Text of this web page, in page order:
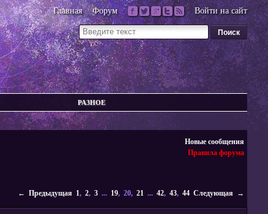
Главная Форум Войти на сайт
РАЗНОЕ
Новые сообщения
Правила форума
← Предыдущая 1,2,3 ... 19, 20,21 ...42,43,44 Следующая →